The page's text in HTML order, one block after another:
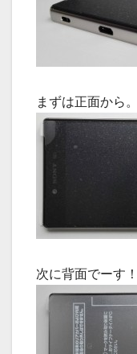
まずは正面から。
次に背面でーす！